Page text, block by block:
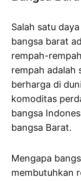
Salah satu
bangsa barat
rempah-
rempah adalah
berharga di
komoditas
bangsa
bangsa Barat.
Mengapa
membutuhkan